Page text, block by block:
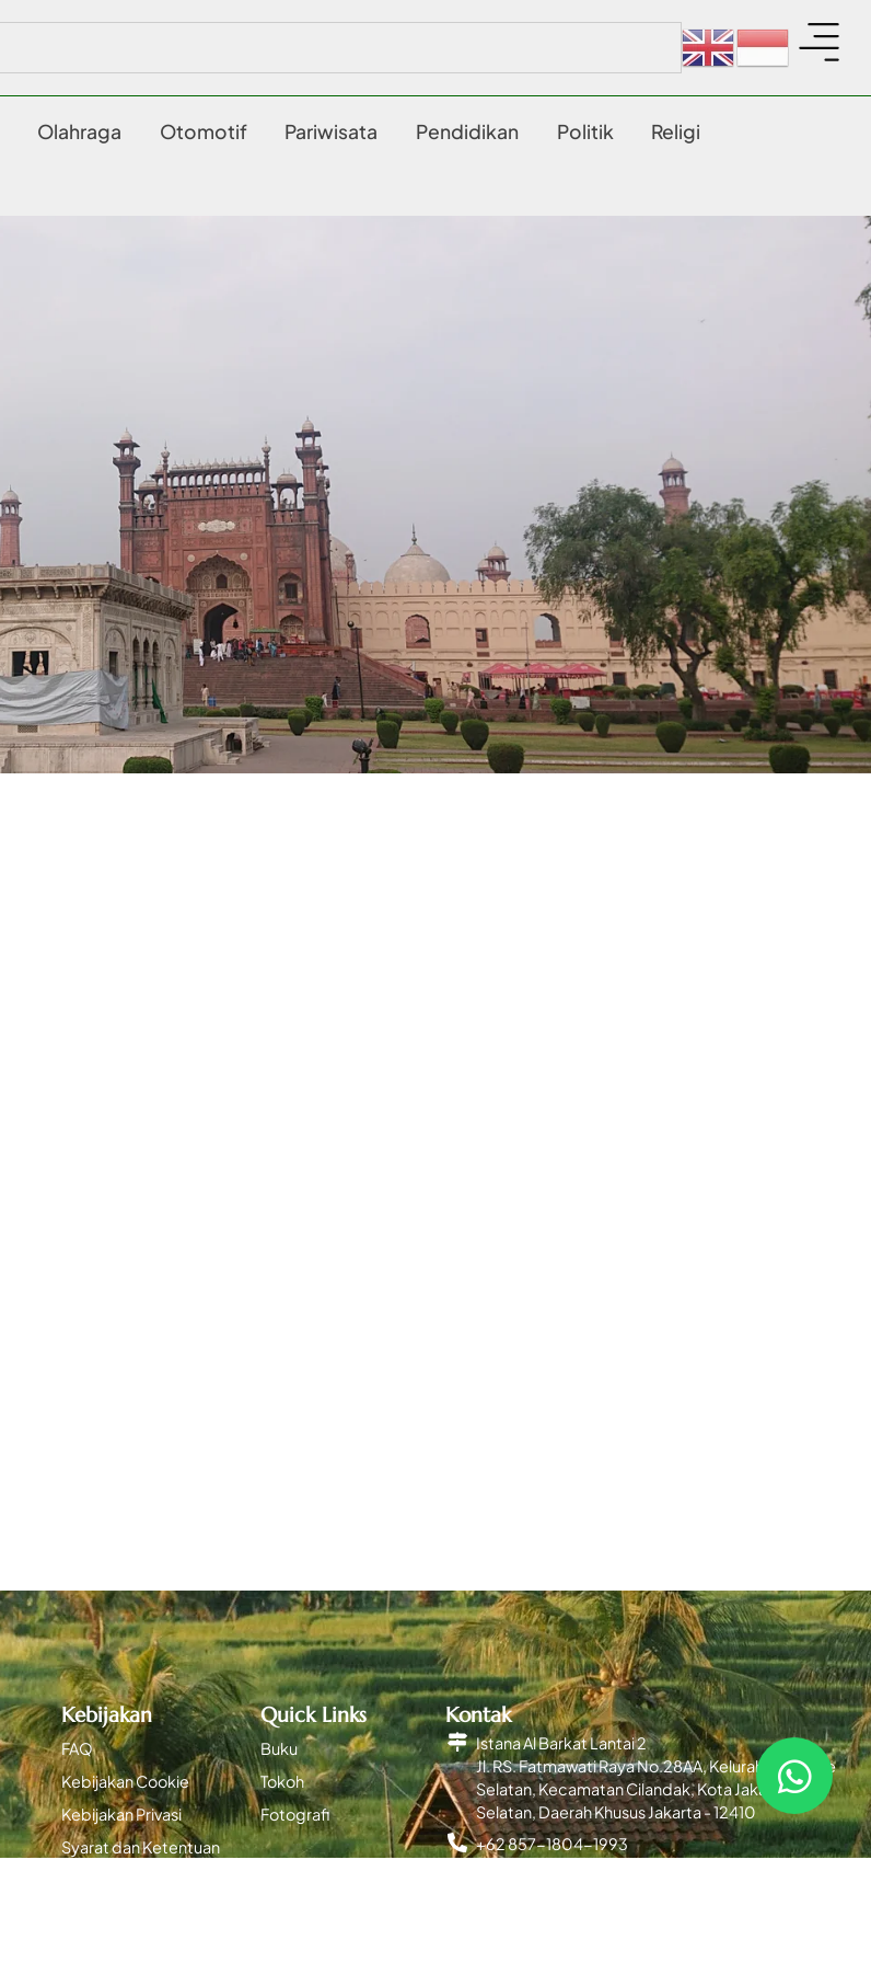
Olahraga Otomotif Pariwisata Pendidikan Politik Religi
Kebijakan
FAQ
Kebijakan Cookie
Kebijakan Privasi
Syarat dan Ketentuan
Quick Links
Buku
Tokoh
Fotografi
Kontak
Istana Al Barkat Lantai 2
Jl. RS. Fatmawati Raya No.28AA, Kelurahan Cipete
Selatan, Kecamatan Cilandak, Kota Jakarta
Selatan, Daerah Khusus Jakarta - 12410
+62 857-1804-1993